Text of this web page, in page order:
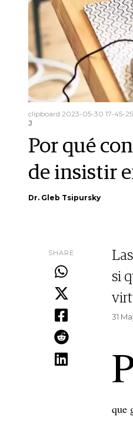
clipboard 2023-05-30 17-45-25
J
Por qué
de insistir
Dr. Gleb Tsipursky
SHARE
si
31
que